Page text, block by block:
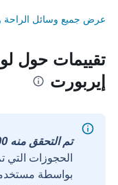
عرض جميع وسائل الراحة
تقييمات حول
إيربورت
تم التحقق منه 100%
الحجوزات التي